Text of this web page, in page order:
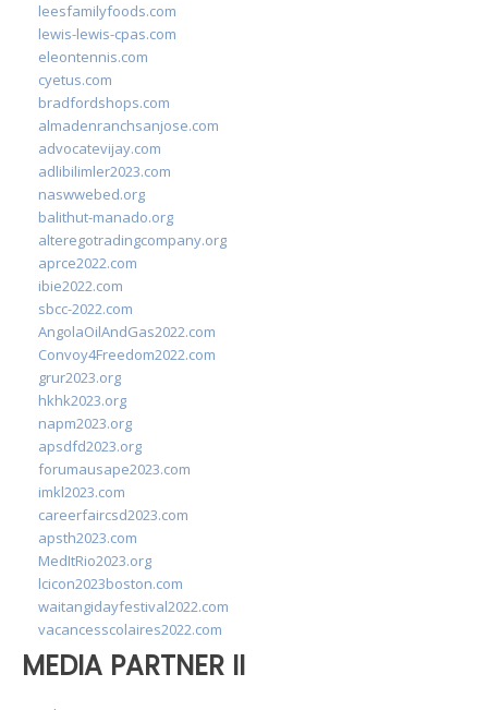
leesfamilyfoods.com
lewis-lewis-cpas.com
eleontennis.com
cyetus.com
bradfordshops.com
almadenranchsanjose.com
advocatevijay.com
adlibilimler2023.com
naswwebed.org
balithut-manado.org
alteregotradingcompany.org
aprce2022.com
ibie2022.com
sbcc-2022.com
AngolaOilAndGas2022.com
Convoy4Freedom2022.com
grur2023.org
hkhk2023.org
napm2023.org
apsdfd2023.org
forumausape2023.com
imkl2023.com
careerfaircsd2023.com
apsth2023.com
MedItRio2023.org
lcicon2023boston.com
waitangidayfestival2022.com
vacancesscolaires2022.com
MEDIA PARTNER II